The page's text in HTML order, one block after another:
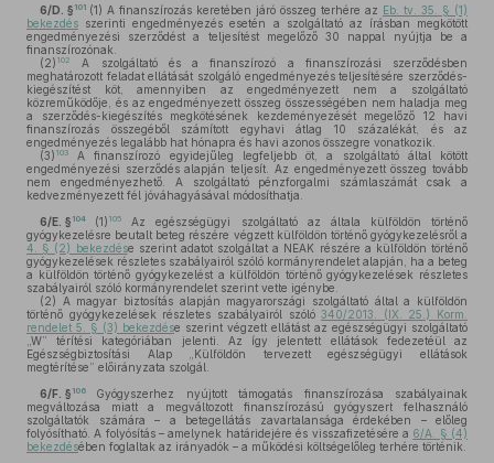
6/D. § 101 (1) A finanszírozás keretében járó összeg terhére az Eb. tv. 35. § (1)
bekezdés szerinti engedményezés esetén a szolgáltató az írásban megkötött
engedményezési szerződést a teljesítést megelőző 30 nappal nyújtja be a
finanszírozónak.
(2) 102
A szolgáltató és a finanszírozó a finanszírozási szerződésben
meghatározott feladat ellátását szolgáló engedményezés teljesítésére szerződés-
kiegészítést köt, amennyiben az engedményezett nem a szolgáltató
közreműködője, és az engedményezett összeg összességében nem haladja meg
a szerződés-kiegészítés megkötésének kezdeményezését megelőző 12 havi
finanszírozás összegéből számított egyhavi átlag 10 százalékát, és az
engedményezés legalább hat hónapra és havi azonos összegre vonatkozik.
(3) 103
A finanszírozó egyidejűleg legfeljebb öt, a szolgáltató által kötött
engedményezési szerződés alapján teljesít. Az engedményezett összeg tovább
nem engedményezhető. A szolgáltató pénzforgalmi számlaszámát csak a
kedvezményezett fél jóváhagyásával módosíthatja.
6/E. § 104 (1) 105
Az egészségügyi szolgáltató az általa külföldön történő
gyógykezelésre beutalt beteg részére végzett külföldön történő gyógykezelésről a
4. § (2) bekezdése szerint adatot szolgáltat a NEAK részére a külföldön történő
gyógykezelések részletes szabályairól szóló kormányrendelet alapján, ha a beteg
a külföldön történő gyógykezelést a külföldön történő gyógykezelések részletes
szabályairól szóló kormányrendelet szerint vette igénybe.
(2) A magyar biztosítás alapján magyarországi szolgáltató által a külföldön
történő gyógykezelések részletes szabályairól szóló340/2013. (IX. 25.) Korm.
rendelet 5. § (3) bekezdése szerint végzett ellátást az egészségügyi szolgáltató
„W” térítési kategóriában jelenti. Az így jelentett ellátások fedezetéül az
Egészségbiztosítási Alap „Külföldön tervezett egészségügyi ellátások
megtérítése” előirányzata szolgál.
6/F. § 106
Gyógyszerhez nyújtott támogatás finanszírozása szabályainak
megváltozása miatt a megváltozott finanszírozású gyógyszert felhasználó
szolgáltatók számára – a betegellátás zavartalansága érdekében – előleg
folyósítható. A folyósítás – amelynek határidejére és visszafizetésére a 6/A. § (4)
bekezdésében foglaltak az irányadók – a működési költségelőleg terhére történik.